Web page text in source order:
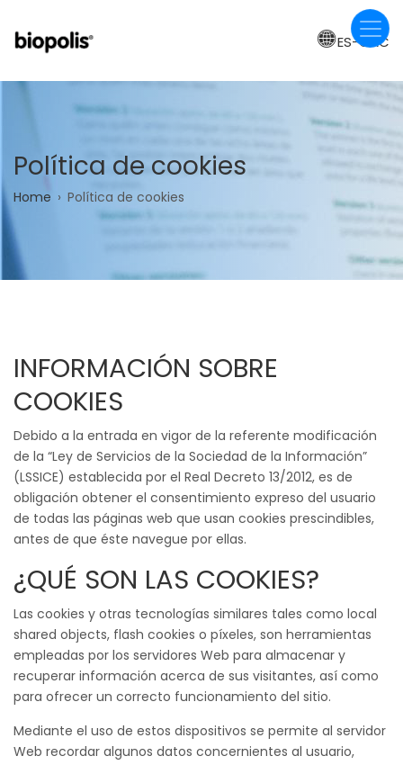
main
ES-CAC
Política de cookies
Breadcrumb
Home Política de cookies
INFORMACIÓN SOBRE
COOKIES
Debido a la entrada en vigor de la referente modificación
de la “Ley de Servicios de la Sociedad de la Información”
(LSSICE) establecida por el Real Decreto 13/2012, es de
obligación obtener el consentimiento expreso del usuario
de todas las páginas web que usan cookies prescindibles,
antes de que éste navegue por ellas.
¿QUÉ SON LAS COOKIES?
Las cookies y otras tecnologías similares tales como local
shared objects, flash cookies o píxeles, son herramientas
empleadas por los servidores Web para almacenar y
recuperar información acerca de sus visitantes, así como
para ofrecer un correcto funcionamiento del sitio.
Mediante el uso de estos dispositivos se permite al servidor
Web recordar algunos datos concernientes al usuario,